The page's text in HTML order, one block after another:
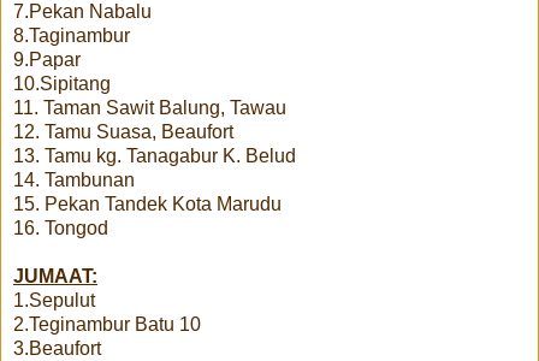
7.Pekan Nabalu
8.Taginambur
9.Papar
10.Sipitang
11. Taman Sawit Balung, Tawau
12. Tamu Suasa, Beaufort
13. Tamu kg. Tanagabur K. Belud
14. Tambunan
15. Pekan Tandek Kota Marudu
16. Tongod
JUMAAT:
1.Sepulut
2.Teginambur Batu 10
3.Beaufort